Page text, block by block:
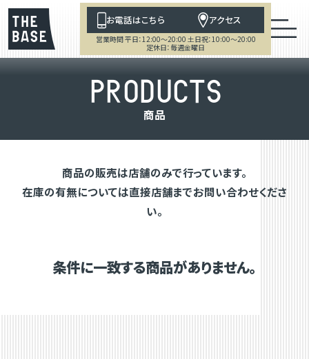
お電話はこちら アクセス
営業時間 平日：12:00～20:00 土日祝：10:00～20:00
定休日：毎週金曜日
PRODUCTS
商品
商品の販売は店舗のみで行っています。
在庫の有無については直接店舗までお問い合わせくださ
い。
条件に一致する商品がありません。